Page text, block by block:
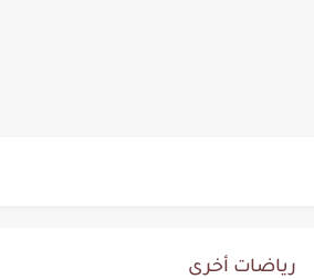
رياضات أخرى